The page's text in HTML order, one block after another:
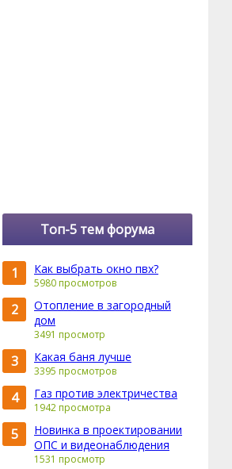
Топ-5 тем форума
1 Как выбрать окно пвх?
5980 просмотров
2
Отопление в загородный
дом
3491 просмотр
3 Какая баня лучше
3395 просмотров
4 Газ против электричества
1942 просмотра
5
Новинка в проектировании
ОПС и видеонаблюдения
1531 просмотр